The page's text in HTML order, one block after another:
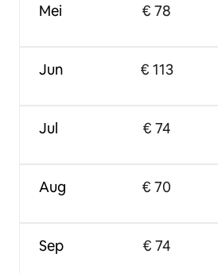
Mei
Jun
Jul
Aug
Sep
€ 78
€ 113
€ 74
€ 70
€ 74